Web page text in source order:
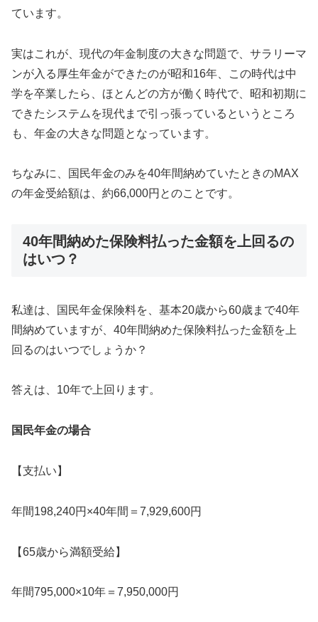
ています。
実はこれが、現代の年金制度の大きな問題で、サラリーマ
ンが入る厚生年金ができたのが昭和16年、この時代は中
学を卒業したら、ほとんどの方が働く時代で、昭和初期に
できたシステムを現代まで引っ張っているというところ
も、年金の大きな問題となっています。
ちなみに、国民年金のみを40年間納めていたときのMAX
の年金受給額は、約66,000円とのことです。
40年間納めた保険料払った金額を上回るの
はいつ？
私達は、国民年金保険料を、基本20歳から60歳まで40年
間納めていますが、40年間納めた保険料払った金額を上
回るのはいつでしょうか？
答えは、10年で上回ります。
国民年金の場合
【支払い】
年間198,240円×40年間＝7,929,600円
【65歳から満額受給】
年間795,000×10年＝7,950,000円